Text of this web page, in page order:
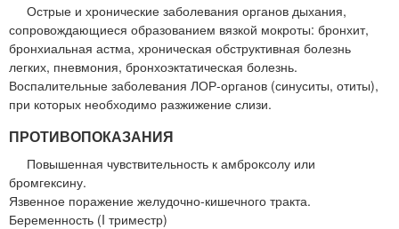
Острые и хронические заболевания органов дыхания,
сопровождающиеся образованием вязкой мокроты: бронхит,
бронхиальная астма, хроническая обструктивная болезнь
легких, пневмония, бронхоэктатическая болезнь.
Воспалительные заболевания ЛОР-органов (синуситы, отиты),
при которых необходимо разжижение слизи.
ПРОТИВОПОКАЗАНИЯ
Повышенная чувствительность к амброксолу или
бромгексину.
Язвенное поражение желудочно-кишечного тракта.
Беременность (I триместр)